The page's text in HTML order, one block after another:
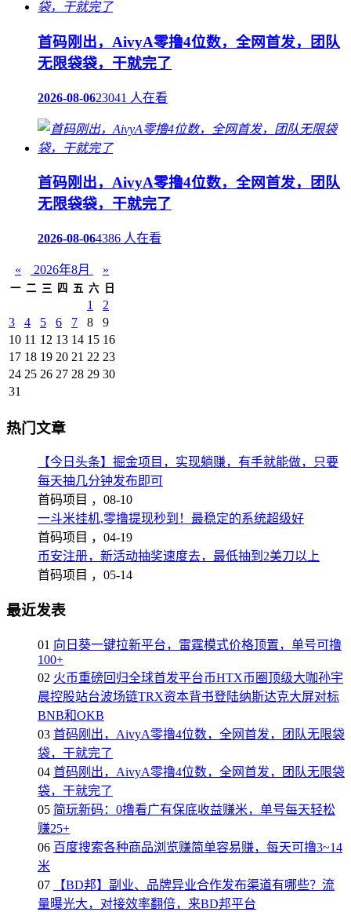
首码刚出，AivyA零撸4位数，全网首发，团队
无限袋袋，干就完了
2026-08-0623041 人在看
首码刚出，AivyA零撸4位数，全网首发，团队
无限袋袋，干就完了
2026-08-064386 人在看
« 2026年8月 »
一 二 三 四 五 六 日
1
2
3
4 5 6 7 8
9
10 11 12 13 14 15 16
17 18 19 20 21 22 23
24 25 26 27 28 29 30
31
热门文章
【今日头条】掘金项目，实现躺赚，有手就能做，只要
每天抽几分钟发布即可
首码项目 ， 08-10
一斗米挂机,零撸提现秒到！最稳定的系统超级好
首码项目 ， 04-19
币安注册，新活动抽奖速度去，最低抽到2美刀以上
首码项目 ， 05-14
最近发表
01 向日葵一键拉新平台，雷霆模式价格顶置，单号可撸
100+
02 火币重磅回归全球首发平台币HTX币圈顶级大咖孙宇
晨控股站台波场链TRX资本背书登陆纳斯达克大屏对标
BNB和OKB
03 首码刚出，AivyA零撸4位数，全网首发，团队无限袋
袋，干就完了
04 首码刚出，AivyA零撸4位数，全网首发，团队无限袋
袋，干就完了
05 简玩新码：0撸看广有保底收益赚米，单号每天轻松
赚25+
06 百度搜索各种商品浏览赚简单容易赚，每天可撸3~14
米
07
【BD邦】副业、品牌异业合作发布渠道有哪些？流
量曝光大，对接效率翻倍，来BD邦平台